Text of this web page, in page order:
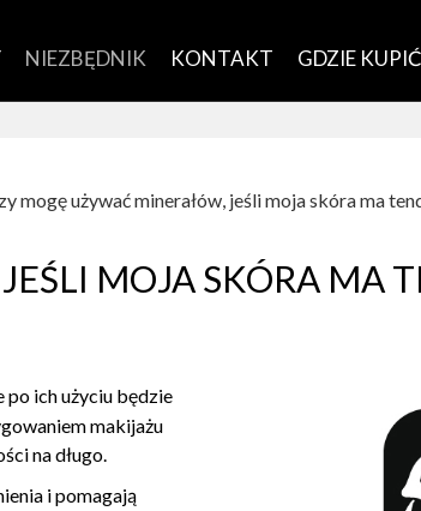
NIEZBĘDNIK KONTAKT GDZIE KUPIĆ
mogę używać minerałów, jeśli moja skóra ma
MOJA SKÓRA MA
ich użyciu będzie
makijażu
na długo.
i pomagają